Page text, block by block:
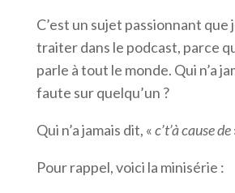
C’est un sujet passionnant que
traiter dans le podcast, parce
parle à tout le monde. Qui n’a
faute sur quelqu’un ?
Qui n’a jamais dit, «c’t’à cause de
Pour rappel, voici la minisérie :